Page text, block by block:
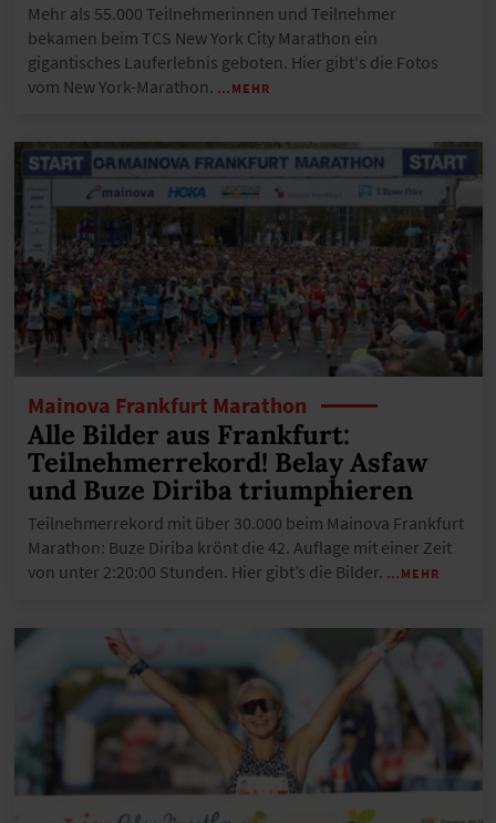
Mehr als 55.000 Teilnehmerinnen und Teilnehmer
bekamen beim TCS New York City Marathon ein
gigantisches Lauferlebnis geboten. Hier gibt's die Fotos
vom New York-Marathon. …MEHR
Mainova Frankfurt Marathon
Alle Bilder aus Frankfurt:
Teilnehmerrekord! Belay Asfaw
und Buze Diriba triumphieren
Teilnehmerrekord mit über 30.000 beim Mainova Frankfurt
Marathon: Buze Diriba krönt die 42. Auflage mit einer Zeit
von unter 2:20:00 Stunden. Hier gibt’s die Bilder. …MEHR